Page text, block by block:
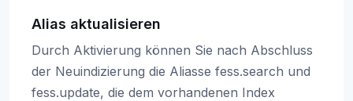
Alias aktualisieren
Durch Aktivierung können Sie nach Abschluss
der Neuindizierung die Aliasse fess.search und
fess.update, die dem vorhandenen Index